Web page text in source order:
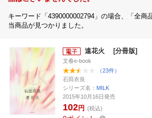
キーワード「4390000002794」の場合、「全商
当商品が見つかりました。
遠花火 [分冊版]
文春e-book
（23件）
石田衣良
シリーズ名： MILK
2015年10月16日発売
102円 (税込)